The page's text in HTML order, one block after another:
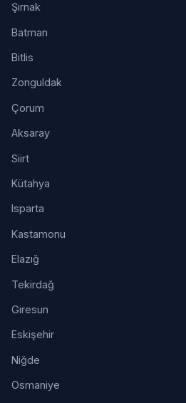
Şırnak
Batman
Bitlis
Zonguldak
Çorum
Aksaray
Siirt
Kütahya
Isparta
Kastamonu
Elazığ
Tekirdağ
Giresun
Eskişehir
Niğde
Osmaniye